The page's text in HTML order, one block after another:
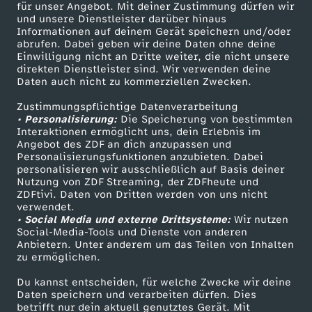
für unser Angebot. Mit deiner Zustimmung dürfen wir
und unsere Dienstleister darüber hinaus
Informationen auf deinem Gerät speichern und/oder
abrufen. Dabei geben wir deine Daten ohne deine
Einwilligung nicht an Dritte weiter, die nicht unsere
direkten Dienstleister sind. Wir verwenden deine
Daten auch nicht zu kommerziellen Zwecken.
Zustimmungspflichtige Datenverarbeitung
• Personalisierung:Die Speicherung von bestimmten
Interaktionen ermöglicht uns, dein Erlebnis im
Angebot des ZDF an dich anzupassen und
Personalisierungsfunktionen anzubieten. Dabei
personalisieren wir ausschließlich auf Basis deiner
Nutzung von ZDF Streaming, der ZDFheute und
ZDFtivi. Daten von Dritten werden von uns nicht
verwendet.
• Social Media und externe Drittsysteme:Wir nutzen
Social-Media-Tools und Dienste von anderen
Anbietern. Unter anderem um das Teilen von Inhalten
zu ermöglichen.
Du kannst entscheiden, für welche Zwecke wir deine
Daten speichern und verarbeiten dürfen. Dies
betrifft nur dein aktuell genutztes Gerät. Mit
entführt und brutal gefoltert. Ermittler sprechen von
einer neuen Form der Gewalt – und von Tätern, die
offenbar sehr jung sind. In dieser STRG_F-Recherche
rekonstruieren wir mehrere Fälle aus Deutschland.
Es zeigt sich ein Muster: dass die zum Teil
minderjährigen Täter gezielt von Kriminellen für die
Straftaten angeworben wurden. Über soziale
Kriminellen in Kontakt und so auch zur ersten
Auftragstat. Auf Telegram, Snapchat oder TikTok
tauchen Jobangebote auf, die schnelles Geld, Status
oder das Begleichen von Schulden versprechen. Wer
einmal eine Tat zusagt, kann offenbar nicht mehr
zurück. Die Recherche führt unter anderem nach
Köln. Im sogenannten Kölner Drogenkrieg eskaliert
nach einem großen Cannabis-Raub die Gewalt mit
Entführungen, Folter, Explosionen und Schüssen. Wir
sprechen mit Tätern, Anwälten, Ermittlern, und
Betroffenen und verfolgen die digitalen Spuren der
Rekrutierung. Sie führen uns auch zu einem
sogenannten “Mordmakler”, einem Mittelsmann in
organisiert: ihren Ablauf plant, sich um die
Beschaffung von Tatwaffen kümmert, Kontakte zu
Rekrutierern unterhält und durch ihn die jungen
Mehr ZDF
ZDF-Apps
Smart TV
ZDFtext
Livestreams
Sendungen A-Z
TV-Programm
Service
ZDFmitreden
Kontakt zum ZDF
Tickets
Zuschauerservice
Hilfe
ZDF Unternehmen
Karriere
ZDF goes Schule